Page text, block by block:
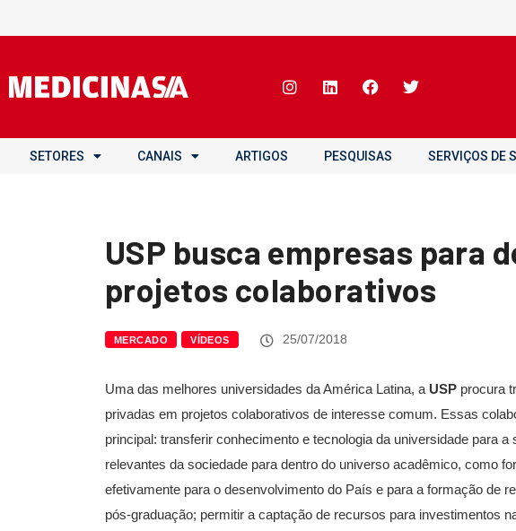
SETORES CANAIS ARTIGOS PESQUISAS SERVIÇOS DE
USP busca empresas para
projetos colaborativos
MERCADO VÍDEOS 25/07/2018
Uma das melhores universidades da América Latina, a USP procura
privadas em projetos colaborativos de interesse comum. Essas
principal: transferir conhecimento e tecnologia da universidade para
relevantes da sociedade para dentro do universo acadêmico, como
efetivamente para o desenvolvimento do País e para a formação de
pós-graduação; permitir a captação de recursos para investimentos